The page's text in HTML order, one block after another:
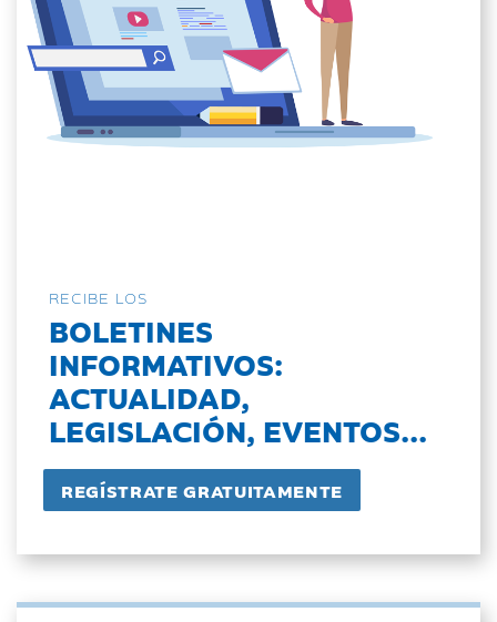
RECIBE LOS
BOLETINES
INFORMATIVOS:
ACTUALIDAD,
LEGISLACIÓN, EVENTOS...